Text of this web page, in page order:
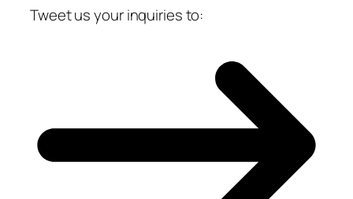
Tweet us your inquiries to: